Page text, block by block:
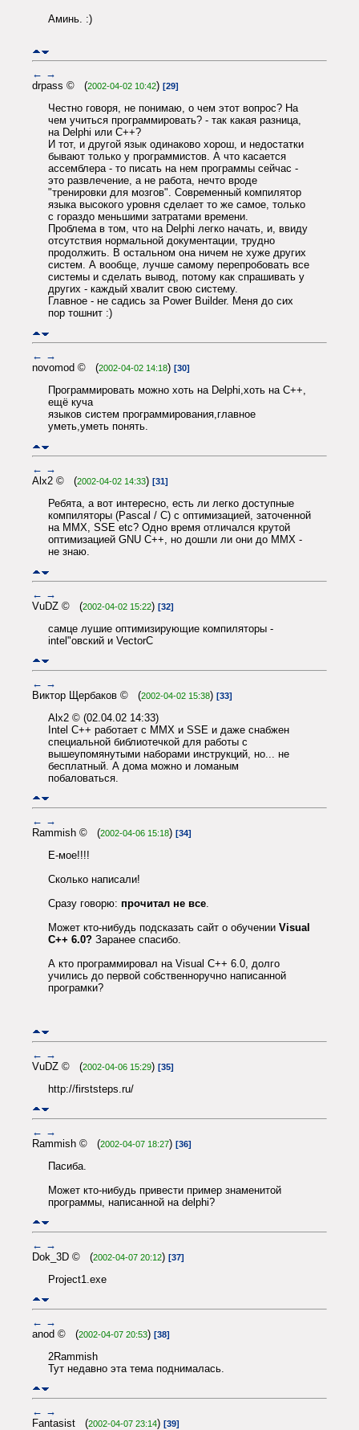
Аминь. :)
← →
drpass © (2002-04-02 10:42) [29]
Честно говоря, не понимаю, о чем этот вопрос? На
чем учиться программировать? - так какая разница,
на Delphi или C++?
И тот, и другой язык одинаково хорош, и недостатки
бывают только у программистов. А что касается
ассемблера - то писать на нем программы сейчас -
это развлечение, а не работа, нечто вроде
"тренировки для мозгов". Современный компилятор
языка высокого уровня сделает то же самое, только
с гораздо меньшими затратами времени.
Проблема в том, что на Delphi легко начать, и, ввиду
отсутствия нормальной документации, трудно
продолжить. В остальном она ничем не хуже других
систем. А вообще, лучше самому перепробовать все
системы и сделать вывод, потому как спрашивать у
других - каждый хвалит свою систему.
Главное - не садись за Power Builder. Меня до сих
пор тошнит :)
← →
novomod © (2002-04-02 14:18) [30]
Программировать можно хоть на Delphi,хоть на С++,
ещё куча
языков систем программирования,главное
уметь,уметь понять.
← →
Alx2 © (2002-04-02 14:33) [31]
Ребята, а вот интересно, есть ли легко доступные
компиляторы (Pascal / C) с оптимизацией, заточенной
на MMX, SSE etc? Одно время отличался крутой
оптимизацией GNU C++, но дошли ли они до MMX -
не знаю.
← →
VuDZ © (2002-04-02 15:22) [32]
самце лушие оптимизирующие компиляторы -
intel"овский и VectorC
← →
Виктор Щербаков © (2002-04-02 15:38) [33]
Alx2 © (02.04.02 14:33)
Intel C++ работает с MMX и SSE и даже снабжен
специальной библиотечкой для работы с
вышеупомянутыми наборами инструкций, но... не
бесплатный. А дома можно и ломаным
побаловаться.
← →
Rammish © (2002-04-06 15:18) [34]
Е-мое!!!!
Сколько написали!
Сразу говорю: прочитал не все.
Может кто-нибудь подсказать сайт о обучении Visual
C++ 6.0? Заранее спасибо.
А кто программировал на Visual C++ 6.0, долго
учились до первой собственноручно написанной
програмки?
← →
VuDZ © (2002-04-06 15:29) [35]
http://firststeps.ru/
← →
Rammish © (2002-04-07 18:27) [36]
Пасиба.
Может кто-нибудь привести пример знаменитой
программы, написанной на delphi?
← →
Dok_3D © (2002-04-07 20:12) [37]
Project1.exe
← →
anod © (2002-04-07 20:53) [38]
2Rammish
Тут недавно эта тема поднималась.
← →
Fantasist (2002-04-07 23:14) [39]